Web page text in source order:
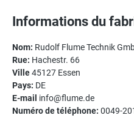
Informations du
Nom: Rudolf Flume Technik
Rue: Hachestr. 66
Ville45127 Essen
Pays: DE
E-mail info@flume.de
Numéro de téléphone: 0049-